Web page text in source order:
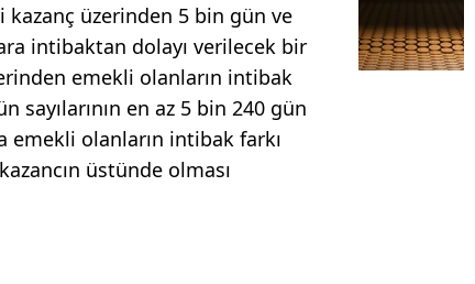
kazanç üzerinden 5 bin gün ve
intibaktan dolayı verilecek bir
emekli olanların intibak
en az 5 bin 240 gün
emekli olanların intibak farkı
üstünde olması